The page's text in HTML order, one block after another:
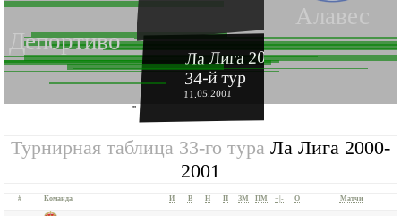
Депортиво
Алавес
Ла Лига 2000-2001
34-й тур
11.05.2001
''
Турнирная таблица 33-го тура Ла Лига 2000-
2001
# Команда И В Н П ЗМ ПМ +|- О Матчи